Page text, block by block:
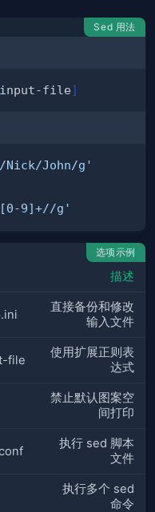
Sed 用法
input-file]
Nick/John/g'
9]+//g'
选项示例
描述
直接备份和修改
输入文件
file
使用扩展正则表
达式
禁止默认图案空
间打印
执行 sed 脚本
文件
执行多个 sed
命令